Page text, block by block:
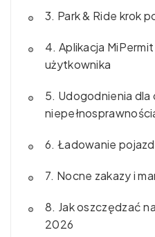
3. Park & Ride krok
4. Aplikacja
użytkownika
5. Udogodnienia dla
6. Ładowanie
7. Nocne zakazy i
8. Jak oszczędzać
2026